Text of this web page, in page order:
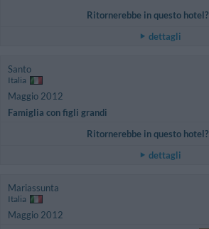
Ritornerebbe in questo hotel?
dettagli
Santo
Italia
Maggio 2012
Famiglia con figli grandi
Ritornerebbe in questo hotel?
dettagli
Mariassunta
Italia
Maggio 2012